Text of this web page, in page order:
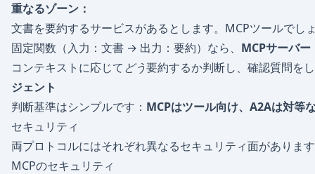
重なるゾーン：
文書を要約するサービスがあるとします。MCPツールでし
固定関数（入力：文書 → 出力：要約）なら、 MCPサーバー
コンテキストに応じてどう要約するか判断し、確認質問を
ジェント
判断基準はシンプルです： MCPはツール向け、A2Aは対等
セキュリティ
両プロトコルにはそれぞれ異なるセキュリティ面がありま
MCPのセキュリティ